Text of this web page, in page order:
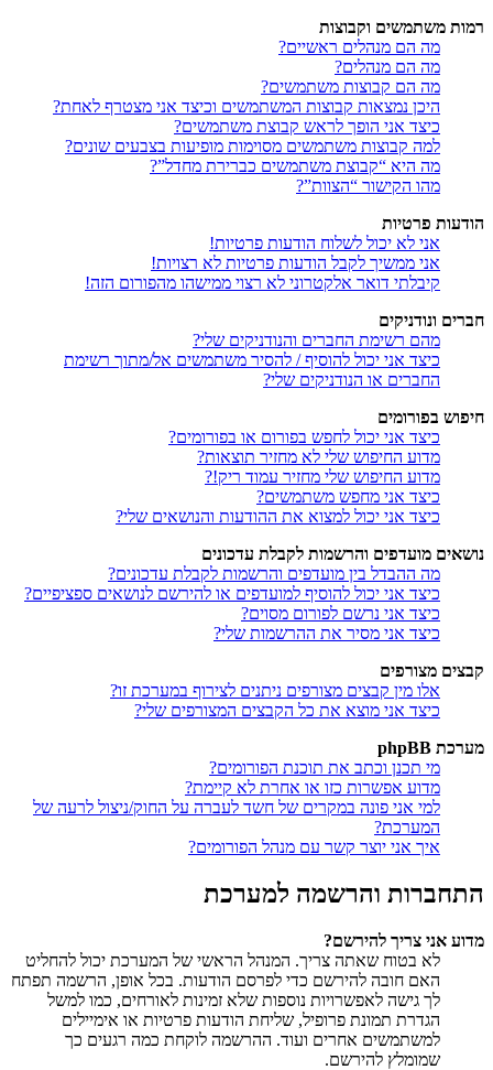
רמות משתמשים וקבוצות
מה הם מנהלים ראשיים?
מה הם מנהלים?
מה הם קבוצות משתמשים?
היכן נמצאות קבוצות המשתמשים וכיצד אני מצטרף לאחת?
כיצד אני הופך לראש קבוצת משתמשים?
למה קבוצות משתמשים מסוימות מופיעות בצבעים שונים?
מה היא “קבוצת משתמשים כברירת מחדל”?
מהו הקישור “הצוות”?
הודעות פרטיות
אני לא יכול לשלוח הודעות פרטיות!
אני ממשיך לקבל הודעות פרטיות לא רצויות!
קיבלתי דואר אלקטרוני לא רצוי ממישהו מהפורום הזה!
חברים ונודניקים
מהם רשימת החברים והנודניקים שלי?
כיצד אני יכול להוסיף / להסיר משתמשים אל/מתוך רשימת
החברים או הנודניקים שלי?
חיפוש בפורומים
כיצד אני יכול לחפש בפורום או בפורומים?
מדוע החיפוש שלי לא מחזיר תוצאות?
מדוע החיפוש שלי מחזיר עמוד ריק!?
כיצד אני מחפש משתמשים?
כיצד אני יכול למצוא את ההודעות והנושאים שלי?
נושאים מועדפים והרשמות לקבלת עדכונים
מה ההבדל בין מועדפים והרשמות לקבלת עדכונים?
כיצד אני יכול להוסיף למועדפים או להירשם לנושאים ספציפיים?
כיצד אני נרשם לפורום מסוים?
כיצד אני מסיר את ההרשמות שלי?
קבצים מצורפים
אלו מין קבצים מצורפים ניתנים לצירוף במערכת זו?
כיצד אני מוצא את כל הקבצים המצורפים שלי?
מערכת phpBB
מי תכנן וכתב את תוכנת הפורומים?
מדוע אפשרות כזו או אחרת לא קיימת?
למי אני פונה במקרים של חשד לעברה על החוק/ניצול לרעה של
המערכת?
איך אני יוצר קשר עם מנהל הפורומים?
התחברות והרשמה למערכת
מדוע אני צריך להירשם?
לא בטוח שאתה צריך. המנהל הראשי של המערכת יכול להחליט
האם חובה להירשם כדי לפרסם הודעות. בכל אופן, הרשמה תפתח
לך גישה לאפשרויות נוספות שלא זמינות לאורחים, כמו למשל
הגדרת תמונת פרופיל, שליחת הודעות פרטיות או אימיילים
למשתמשים אחרים ועוד. ההרשמה לוקחת כמה רגעים כך
שמומלץ להירשם.